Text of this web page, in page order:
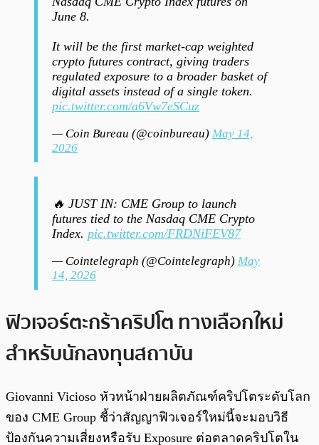
June 8.
It will be the first market-cap weighted
crypto futures contract, giving traders
regulated exposure to a broader basket of
digital assets instead of a single token.
pic.twitter.com/a6Vw7eSCuz
— Coin Bureau (@coinbureau) May 14,
2026
🔥 JUST IN: CME Group to launch
futures tied to the Nasdaq CME Crypto
Index. pic.twitter.com/FRDNiFEV87
— Cointelegraph (@Cointelegraph) May
14, 2026
ฟิวเจอร์ตะกร้าคริปโต ทางเลือกใหม่
สำหรับนักลงทุนสถาบัน
Giovanni Vicioso หัวหน้าฝ่ายผลิตภัณฑ์คริปโตระดับโลก
ของ CME Group ชี้ว่าสัญญาฟิวเจอร์ใหม่นี้จะมอบวิธี
ป้องกันความเสี่ยงหรือรับ Exposure ต่อตลาดคริปโตใน